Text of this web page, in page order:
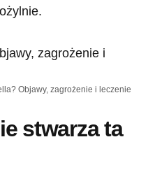
Objawy, zagrożenie i leczenie
stwarza ta